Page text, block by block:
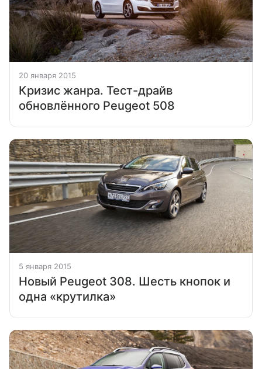
20 января 2015
Кризис жанра. Тест-драйв
обновлённого Peugeot 508
5 января 2015
Новый Peugeot 308. Шесть кнопок и
одна «крутилка»